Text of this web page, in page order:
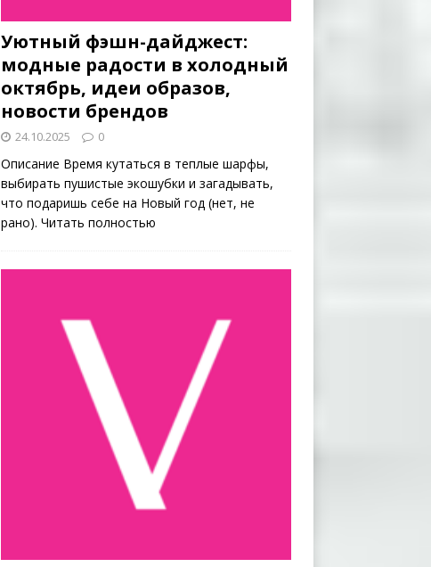
Уютный фэшн-дайджест:
модные радости в холодный
октябрь, идеи образов,
новости брендов
24.10.2025 0
Описание Время кутаться в теплые шарфы,
выбирать пушистые экошубки и загадывать,
что подаришь себе на Новый год (нет, не
рано). Читать полностью